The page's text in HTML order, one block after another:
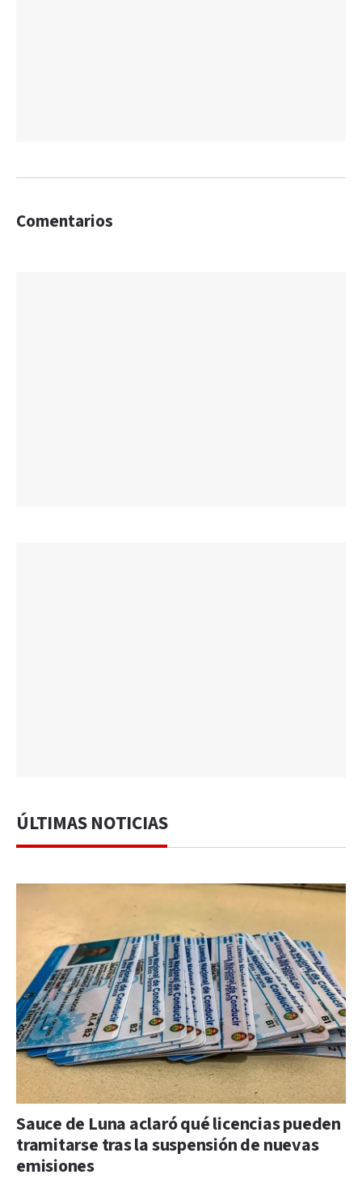
Comentarios
ÚLTIMAS NOTICIAS
Sauce de Luna aclaró qué licencias pueden
tramitarse tras la suspensión de nuevas
emisiones